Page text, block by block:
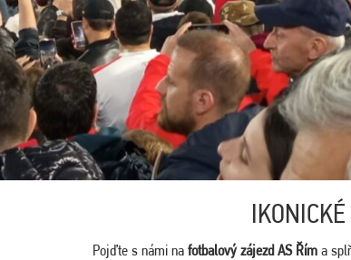
Pojďte s námi na fotbalový zájezd AS Řím a